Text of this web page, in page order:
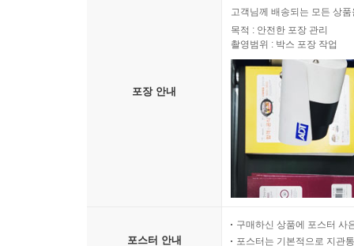
포장 안내
고객님께 배송되는 모든 상
목적 : 안전한 포장 관리
촬영범위 : 박스 포장 작업
포스터 안내
구매하신 상품에 포스터 사
포스터는 기본적으로 지관